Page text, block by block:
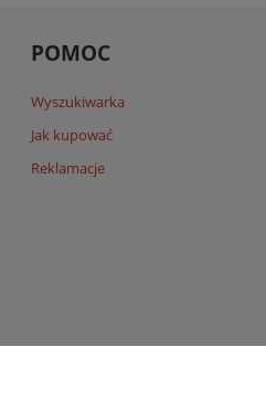
POMOC
Wyszukiwarka
Jak kupować
Reklamacje